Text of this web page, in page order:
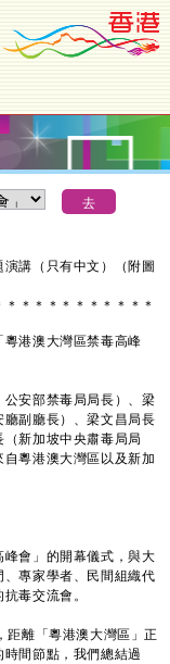
講（只有中文）（附圖
＊ ＊ ＊ ＊ ＊ ＊ ＊ ＊ ＊ ＊ ＊
港澳大灣區禁毒高峰
安部禁毒局局長）、梁
副廳長）、梁文昌局長
（新加坡中央肅毒局局
粵港澳大灣區以及新加
會」的開幕儀式，與大
專家學者、民間組織代
毒交流會。
離「粵港澳大灣區」正
間節點，我們總結過